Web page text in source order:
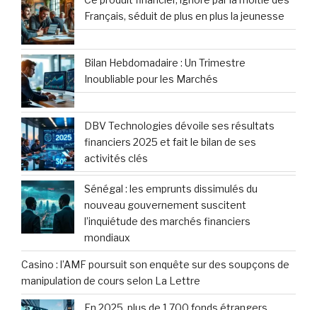
d’Enregistrement Universel 2025, incluant
Publication Semaine Prochaine : Le
Document d’Enregistrement Universel 2025
Sandie Legendre : Votre experte en conseils
financiers pour particuliers et dirigeants
d’entreprise
« Trump influe sur la Bourse » : Les coulisses
des interventions stratégiques de la Maison-
Blanche sur les marchés financiers
Bilan Annuel 2025 : Equasens révèle des
performances robustes à travers tous ses
indicateurs clés